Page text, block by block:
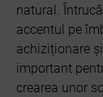
natural.
accentul pe
achiziționare
important
crearea unor